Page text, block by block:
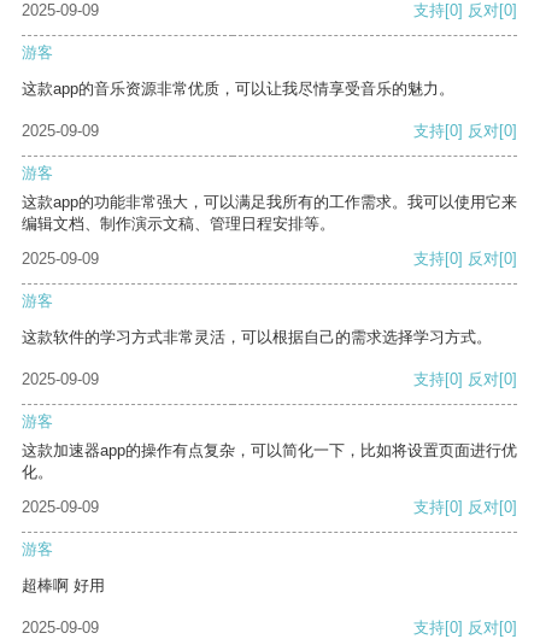
2025-09-09
支持[0] 反对[0]
游客
这款app的音乐资源非常优质，可以让我尽情享受音乐的魅力。
2025-09-09 支持[0] 反对[0]
游客
这款app的功能非常强大，可以满足我所有的工作需求。我可以使用它来
编辑文档、制作演示文稿、管理日程安排等。
2025-09-09
支持[0] 反对[0]
游客
这款软件的学习方式非常灵活，可以根据自己的需求选择学习方式。
2025-09-09 支持[0] 反对[0]
游客
这款加速器app的操作有点复杂，可以简化一下，比如将设置页面进行优
化。
2025-09-09
支持[0] 反对[0]
游客
超棒啊 好用
2025-09-09 支持[0] 反对[0]